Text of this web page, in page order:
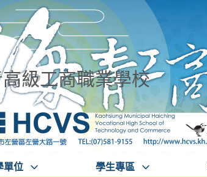
級工商職業學校
單位 學生專區